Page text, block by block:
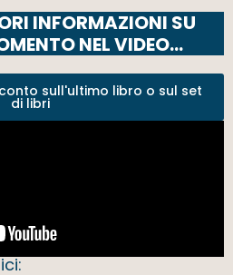
INFORMAZIONI SU
NEL VIDEO…
sull'ultimo libro o sul set
di libri